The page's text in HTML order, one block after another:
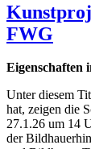
FWG
Eigenschaften
Unter diesem
hat, zeigen die
27.1.26 um 14
der